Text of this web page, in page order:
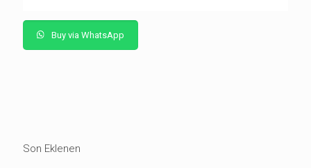
Buy via WhatsApp
Son Eklenen